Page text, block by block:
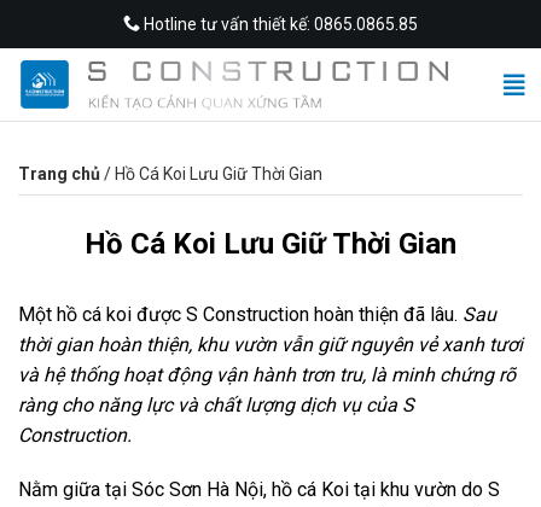
to
content
Hotline tư vấn thiết kế: 0865.0865.85
Trang chủ / Hồ Cá Koi Lưu Giữ Thời Gian
Hồ Cá Koi Lưu Giữ Thời Gian
Một hồ cá koi được S Construction hoàn thiện đã lâu. Sau
thời gian hoàn thiện, khu vườn vẫn giữ nguyên vẻ xanh tươi
và hệ thống hoạt động vận hành trơn tru, là minh chứng rõ
ràng cho năng lực và chất lượng dịch vụ của S
Construction.
Nằm giữa tại Sóc Sơn Hà Nội, hồ cá Koi tại khu vườn do S